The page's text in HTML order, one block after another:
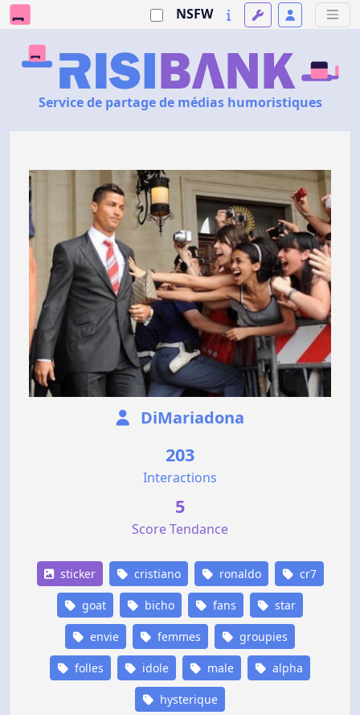
NSFW
Service de partage de médias humoristiques
DiMariadona
203
Interactions
5
Score Tendance
sticker cristiano ronaldo cr7
goat bicho fans star
envie femmes groupies
folles idole male alpha
hysterique